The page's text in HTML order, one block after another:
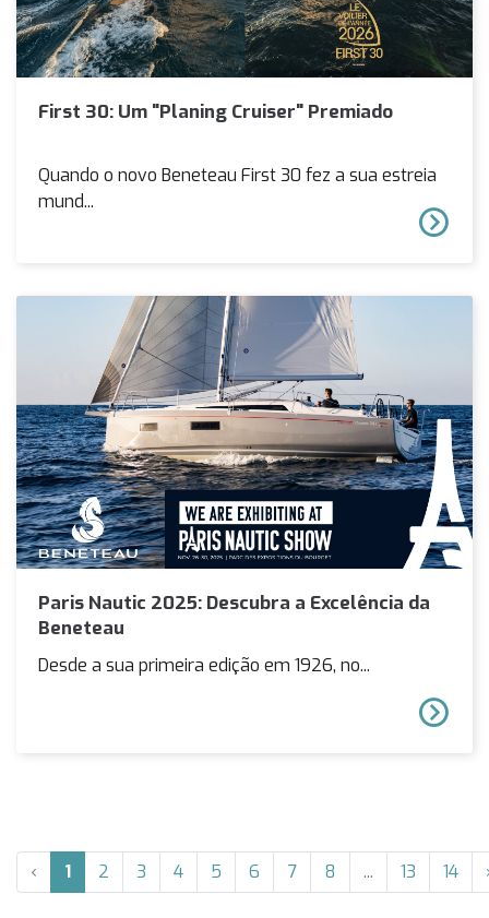
First 30: Um "Planing Cruiser" Premiado
Quando o novo Beneteau First 30 fez a sua estreia
mund...
Paris Nautic 2025: Descubra a Excelência da
Beneteau
Desde a sua primeira edição em 1926, no...
‹ 1 2 3 4 5 6 7 8 ... 13 14